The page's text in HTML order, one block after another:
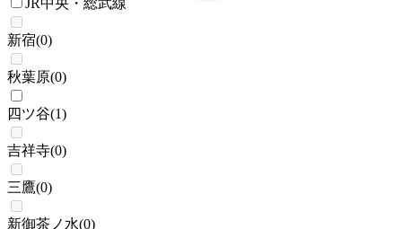
JR中央・総武線
新宿(0)
秋葉原(0)
四ツ谷(1)
吉祥寺(0)
三鷹(0)
新御茶ノ水(0)